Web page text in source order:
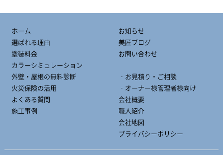
ホーム
選ばれる理由
塗装料金
カラーシミュレーション
外壁・屋根の無料診断
火災保険の活用
よくある質問
施工事例
お知らせ
美匠ブログ
お問い合わせ
‐お見積り・ご相談
‐オーナー様管理者様向け
会社概要
職人紹介
会社地図
プライバシーポリシー